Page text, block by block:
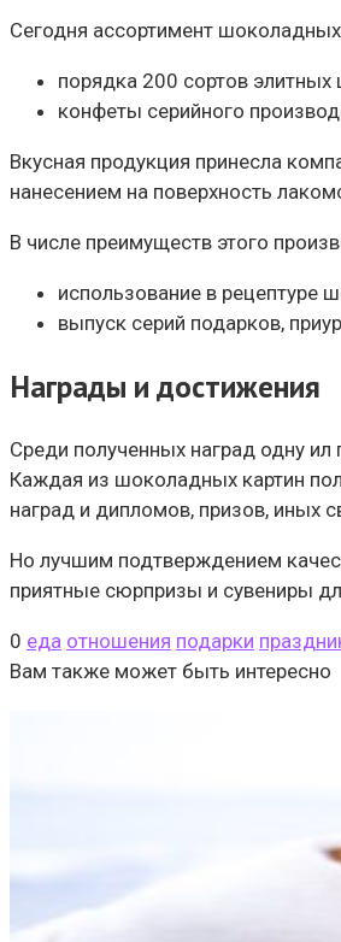
Сегодня ассортимент
порядка 200 сортов
конфеты серийного
Вкусная продукция принесла
нанесением на поверхность
В числе преимуществ этого
использование в
выпуск серий подарков,
Награды и достижения
Среди полученных наград одну
Каждая из шоколадных картин
наград и дипломов, призов, иных
Но лучшим подтверждением
приятные сюрпризы и сувениры
0 еда отношения подарки
Вам также может быть интересно